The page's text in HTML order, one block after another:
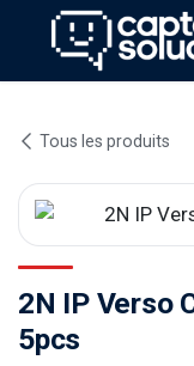
Se rendre au contenu
Tous les produits
2N IP Verso
5pcs